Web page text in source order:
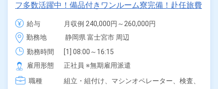
フ多数活躍中！備品付きワンルーム寮完備！赴任旅費
会社負担！1食200円～の格安食堂あり！マイカー通
勤OK！無料駐車場完備！《静岡県富士宮市》
給与
月収例 240,000円～260,000円
給与 188,300円～188,300円
勤務地
静岡県 富士宮市 周辺
勤務時間
[1] 08:00～16:15
[2] 16:00～00:15
雇用形態
正社員 ※無期雇用派遣
職種
組立・組付け、 マシンオペレーター、 検査、